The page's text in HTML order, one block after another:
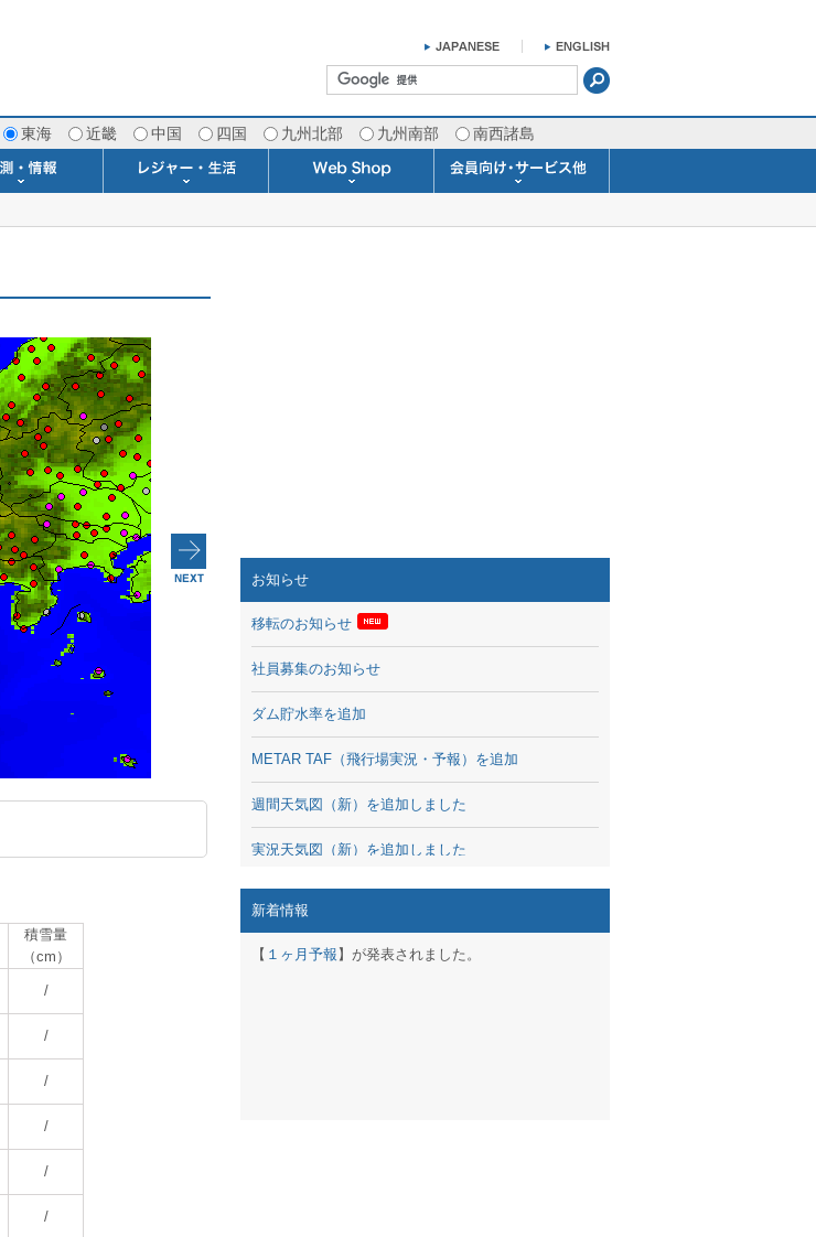
東海 近畿 中国 四国 九州北部 九州南部 南西諸島
積雪量
（cm）
/
/
/
/
/
/
お知らせ
移転のお知らせ
社員募集のお知らせ
ダム貯水率を追加
METAR TAF（飛行場実況・予報）を追加
週間天気図（新）を追加しました
実況天気図（新）を追加しました
新着情報
【 １ヶ月予報 】が発表されました。